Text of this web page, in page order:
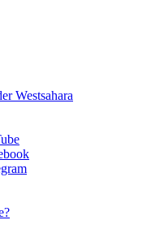
Westsahara